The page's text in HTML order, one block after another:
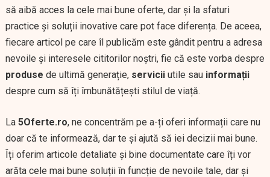
să aibă acces la cele mai bune oferte, dar și la sfaturi
practice și soluții inovative care pot face diferența. De aceea,
fiecare articol pe care îl publicăm este gândit pentru a adresa
nevoile și interesele cititorilor noștri, fie că este vorba despre
produse de ultimă generație, serviciiutile sau informații
despre cum să îți îmbunătățești stilul de viață.
La 5Oferte.ro, ne concentrăm pe a-ți oferi informații care nu
doar că te informează, dar te și ajută să iei decizii mai bune.
Îți oferim articole detaliate și bine documentate care îți vor
arăta cele mai bune soluții în funcție de nevoile tale, dar și